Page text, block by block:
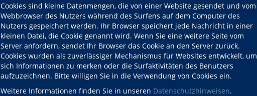
Cookies sind kleine Datenmengen, die von einer Website gesendet und vom
Webbrowser des Nutzers während des Surfens auf dem Computer des
Nutzers gespeichert werden. Ihr Browser speichert jede Nachricht in einer
kleinen Datei, die Cookie genannt wird. Wenn Sie eine weitere Seite vom
Server anfordern, sendet Ihr Browser das Cookie an den Server zurück.
Cookies wurden als zuverlässiger Mechanismus für Websites entwickelt, um
sich Informationen zu merken oder die Surfaktivitäten des Benutzers
aufzuzeichnen. Bitte willigen Sie in die Verwendung von Cookies ein.
Weitere Informationen finden Sie in unseren Datenschutzhinweisen.